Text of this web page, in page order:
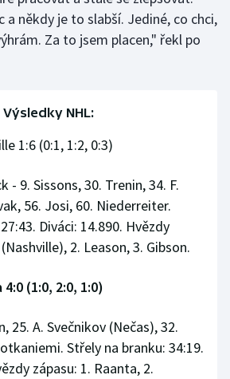
a někdy je to slabší. Jediné, co chci,
Za to jsem placen," řekl po
Výsledky NHL:
1:6 (0:1, 1:2, 0:3)
- 9. Sissons, 30. Trenin, 34. F.
56. Josi, 60. Niederreiter.
Diváci: 14.890. Hvězdy
2. Leason, 3. Gibson.
(1:0, 2:0, 1:0)
25. A. Svečnikov (Nečas), 32.
Střely na branku: 34:19.
zápasu: 1. Raanta, 2.